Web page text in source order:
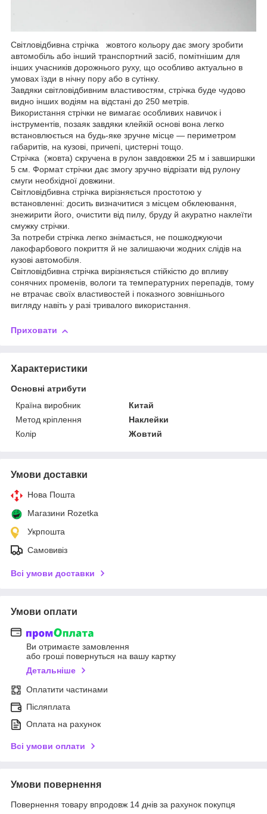
Світловідбивна стрічка жовтого кольору дає змогу зробити
автомобіль або інший транспортний засіб, помітнішим для
інших учасників дорожнього руху, що особливо актуально в
умовах їзди в нічну пору або в сутінку.
Завдяки світловідбивним властивостям, стрічка буде чудово
видно інших водіям на відстані до 250 метрів.
Використання стрічки не вимагає особливих навичок і
інструментів, позаяк завдяки клейкій основі вона легко
встановлюється на будь-яке зручне місце — периметром
габаритів, на кузові, причепі, цистерні тощо.
Стрічка (жовта) скручена в рулон завдовжки 25 м і завширшки
5 см. Формат стрічки дає змогу зручно відрізати від рулону
смуги необхідної довжини.
Світловідбивна стрічка вирізняється простотою у
встановленні: досить визначитися з місцем обклеювання,
знежирити його, очистити від пилу, бруду й акуратно наклеїти
смужку стрічки.
За потреби стрічка легко знімається, не пошкоджуючи
лакофарбового покриття й не залишаючи жодних слідів на
кузові автомобіля.
Світловідбивна стрічка вирізняється стійкістю до впливу
сонячних променів, вологи та температурних перепадів, тому
не втрачає своїх властивостей і показного зовнішнього
вигляду навіть у разі тривалого використання.
Приховати
Характеристики
Основні атрибути
Країна виробник
Китай
Метод кріплення
Наклейки
Колір
Жовтий
Умови доставки
Нова Пошта
Магазини Rozetka
Укрпошта
Самовивіз
Всі умови доставки
Умови оплати
Ви отримаєте замовлення
або гроші повернуться на вашу картку
Детальніше
Оплатити частинами
Післяплата
Оплата на рахунок
Всі умови оплати
Умови повернення
Повернення товару впродовж 14 днів за рахунок покупця